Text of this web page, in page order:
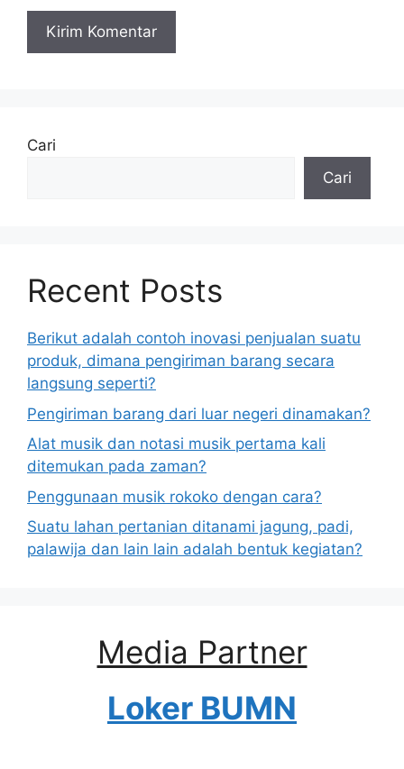
Cari
Cari
Recent Posts
Berikut adalah contoh inovasi penjualan suatu
produk, dimana pengiriman barang secara
langsung seperti?
Pengiriman barang dari luar negeri dinamakan?
Alat musik dan notasi musik pertama kali
ditemukan pada zaman?
Penggunaan musik rokoko dengan cara?
Suatu lahan pertanian ditanami jagung, padi,
palawija dan lain lain adalah bentuk kegiatan?
Media Partner
Loker BUMN